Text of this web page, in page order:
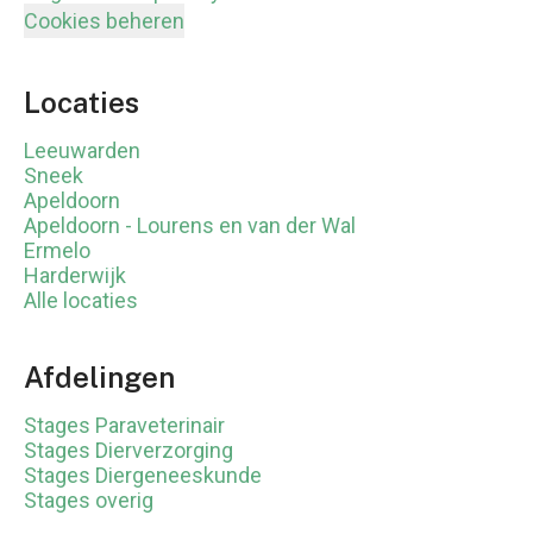
Cookies beheren
Locaties
Leeuwarden
Sneek
Apeldoorn
Apeldoorn - Lourens en van der Wal
Ermelo
Harderwijk
Alle locaties
Afdelingen
Stages Paraveterinair
Stages Dierverzorging
Stages Diergeneeskunde
Stages overig